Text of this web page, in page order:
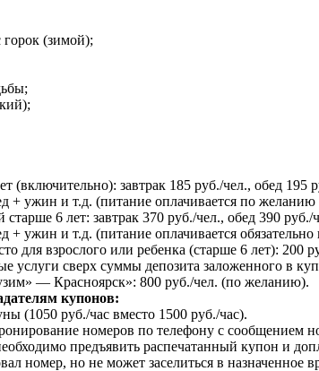
(зимой);
(включительно): завтрак 185 руб./чел., обед
+ ужин и т.д. (питание оплачивается по
6 лет: завтрак 370 руб./чел., обед 390
+ ужин и т.д. (питание оплачивается
для взрослого или ребенка (старше 6 лет):
услуги сверх суммы депозита заложенного в
— Красноярск»: 800 руб./чел. (по желанию).
купонов:
(1050 руб./час вместо 1500 руб./час).
номеров по телефону с сообщением
предъявить распечатанный купон и
номер, но не может заселиться в назначенное